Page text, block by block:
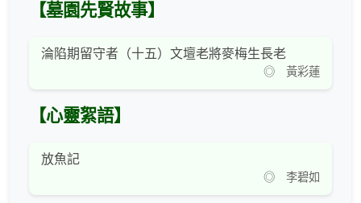
【墓園先賢故事】
淪陷期留守者（十五）文壇老將麥梅生長老
◎ 黃彩蓮
【心靈絮語】
放魚記
◎ 李碧如